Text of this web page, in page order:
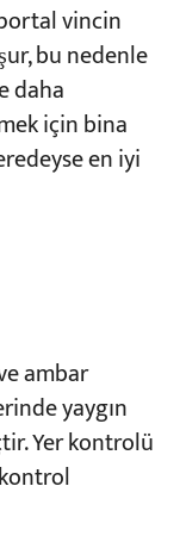
vincin
bu nedenle
daha
için bina
en iyi
ambar
yaygın
Yer kontrolü